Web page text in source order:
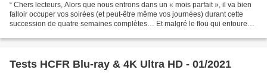
“ Chers lecteurs, Alors que nous entrons dans un « mois parfait », il va bien
falloir occuper vos soirées (et peut-être même vos journées) durant cette
succession de quatre semaines complètes… Et malgré le flou qui entoure
Tests HCFR Blu-ray & 4K Ultra HD - 01/2021